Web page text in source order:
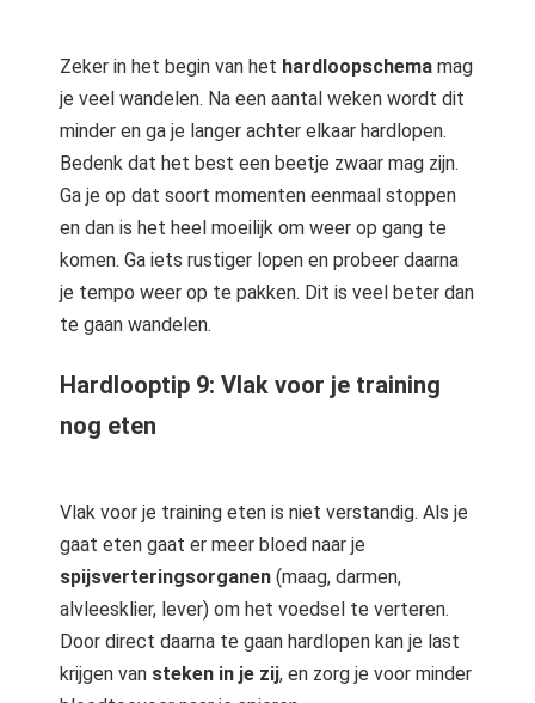
Zeker in het begin van het hardloopschema mag
je veel wandelen. Na een aantal weken wordt dit
minder en ga je langer achter elkaar hardlopen.
Bedenk dat het best een beetje zwaar mag zijn.
Ga je op dat soort momenten eenmaal stoppen
en dan is het heel moeilijk om weer op gang te
komen. Ga iets rustiger lopen en probeer daarna
je tempo weer op te pakken. Dit is veel beter dan
te gaan wandelen.
Hardlooptip 9: Vlak voor je training
nog eten
Vlak voor je training eten is niet verstandig. Als je
gaat eten gaat er meer bloed naar je
spijsverteringsorganen (maag, darmen,
alvleesklier, lever) om het voedsel te verteren.
Door direct daarna te gaan hardlopen kan je last
krijgen van steken in je zij, en zorg je voor minder